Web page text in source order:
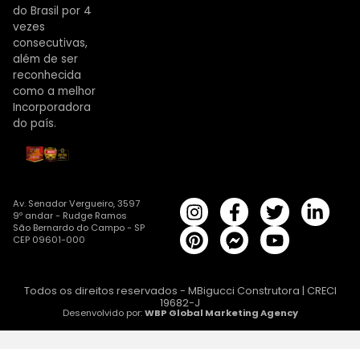
do Brasil por 4
vezes
consecutivas,
além de ser
reconhecida
como a melhor
Incorporadora
do país.
Av. Senador Vergueiro, 3597
9º andar - Rudge Ramos
São Bernardo do Campo - SP
CEP 09601-000
Todos os direitos reservados - MBigucci Construtora | CRECI
19682-J
Desenvolvido por:WBP Global Marketing Agency